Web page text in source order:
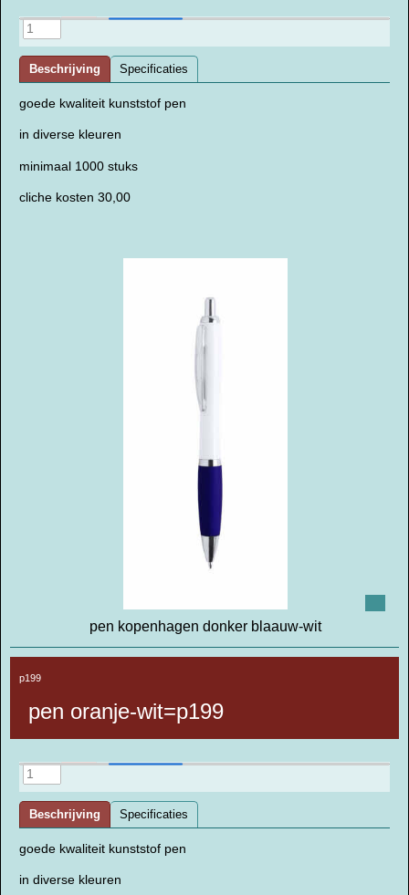
Beschrijving Specificaties
goede kwaliteit kunststof pen
in diverse kleuren
minimaal 1000 stuks
cliche kosten 30,00
pen kopenhagen donker blaauw-wit
p199
pen oranje-wit=p199
Beschrijving Specificaties
goede kwaliteit kunststof pen
in diverse kleuren